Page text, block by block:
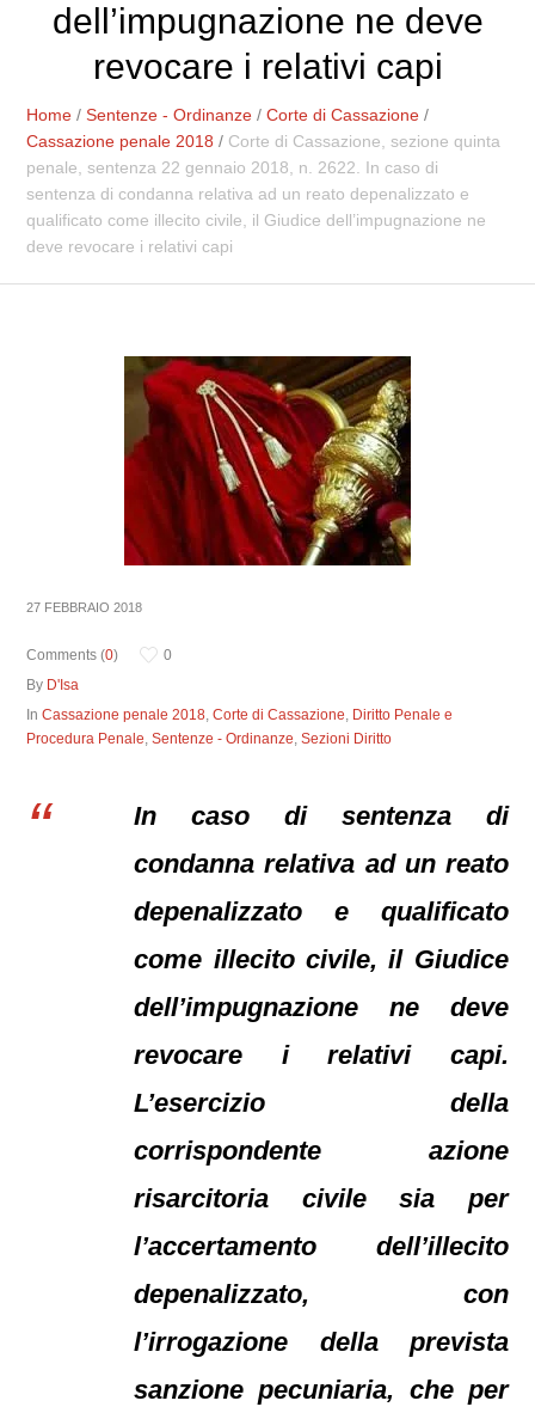
dell’impugnazione ne deve
revocare i relativi capi
Home /Sentenze - Ordinanze /Corte di Cassazione /
Cassazione penale 2018 / Corte di Cassazione, sezione quinta
penale, sentenza 22 gennaio 2018, n. 2622. In caso di
sentenza di condanna relativa ad un reato depenalizzato e
qualificato come illecito civile, il Giudice dell’impugnazione ne
deve revocare i relativi capi
27 FEBBRAIO 2018
Comments (0)
0
By D'Isa
InCassazione penale 2018,Corte di Cassazione, Diritto Penale e
Procedura Penale,Sentenze - Ordinanze,Sezioni Diritto
In caso di sentenza di
condanna relativa ad un reato
depenalizzato e qualificato
come illecito civile, il Giudice
dell’impugnazione ne deve
revocare i relativi capi.
L’esercizio della
corrispondente azione
risarcitoria civile sia per
l’accertamento dell’illecito
depenalizzato, con
l’irrogazione della prevista
sanzione pecuniaria, che per